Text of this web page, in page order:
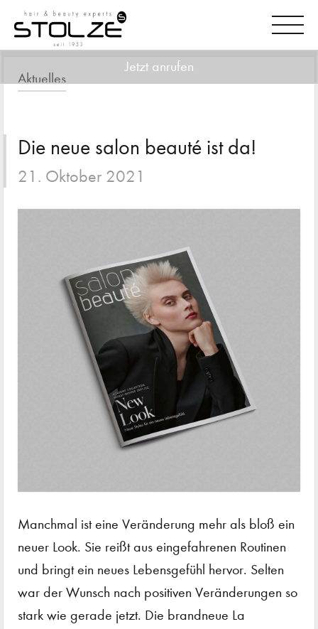
Jetzt anrufen
Aktuelles
Die neue salon beauté ist da!
21. Oktober 2021
Manchmal ist eine Veränderung mehr als bloß ein
neuer Look. Sie reißt aus eingefahrenen Routinen
und bringt ein neues Lebensgefühl hervor. Selten
war der Wunsch nach positiven Veränderungen so
stark wie gerade jetzt. Die brandneue La